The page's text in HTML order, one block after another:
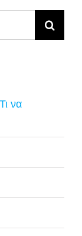
να